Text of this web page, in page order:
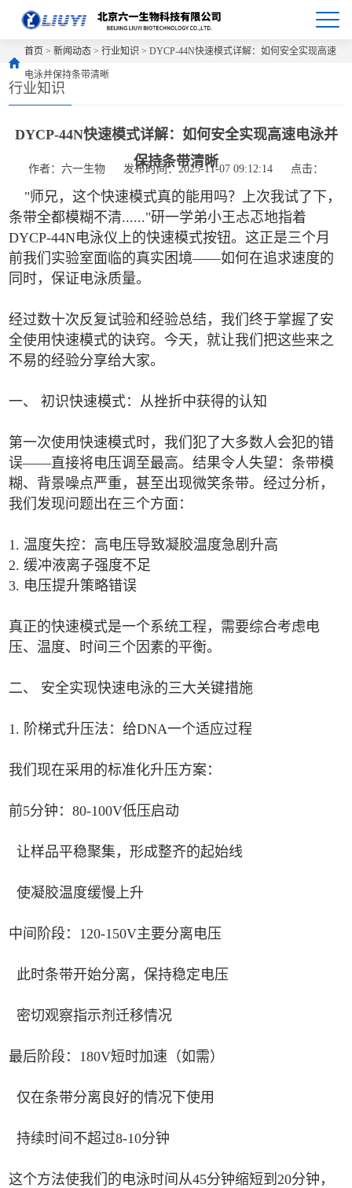
首页 >新闻动态 >行业知识 > DYCP-44N快速模式详解：如何安全实现高速
电泳并保持条带清晰
行业知识
DYCP-44N快速模式详解：如何安全实现高速电泳并
保持条带清晰
作者：六一生物 发布时间：2025-11-07 09:12:14 点击：
"师兄，这个快速模式真的能用吗？上次我试了下，
条带全都模糊不清......"研一学弟小王忐忑地指着
DYCP-44N电泳仪上的快速模式按钮。这正是三个月
前我们实验室面临的真实困境——如何在追求速度的
同时，保证电泳质量。
经过数十次反复试验和经验总结，我们终于掌握了安
全使用快速模式的诀窍。今天，就让我们把这些来之
不易的经验分享给大家。
一、 初识快速模式：从挫折中获得的认知
第一次使用快速模式时，我们犯了大多数人会犯的错
误——直接将电压调至最高。结果令人失望：条带模
糊、背景噪点严重，甚至出现微笑条带。经过分析，
我们发现问题出在三个方面：
1. 温度失控：高电压导致凝胶温度急剧升高
2. 缓冲液离子强度不足
3. 电压提升策略错误
真正的快速模式是一个系统工程，需要综合考虑电
压、温度、时间三个因素的平衡。
二、 安全实现快速电泳的三大关键措施
1. 阶梯式升压法：给DNA一个适应过程
我们现在采用的标准化升压方案：
前5分钟：80-100V低压启动
让样品平稳聚集，形成整齐的起始线
使凝胶温度缓慢上升
中间阶段：120-150V主要分离电压
此时条带开始分离，保持稳定电压
密切观察指示剂迁移情况
最后阶段：180V短时加速（如需）
仅在条带分离良好的情况下使用
持续时间不超过8-10分钟
这个方法使我们的电泳时间从45分钟缩短到20分钟，